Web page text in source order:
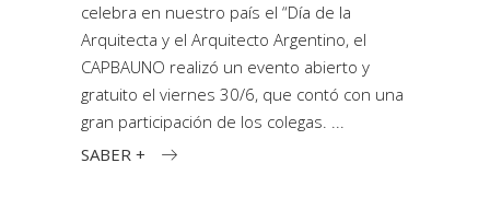
celebra en nuestro país el “Día de la
Arquitecta y el Arquitecto Argentino, el
CAPBAUNO realizó un evento abierto y
gratuito el viernes 30/6, que contó con una
gran participación de los colegas.
SABER +